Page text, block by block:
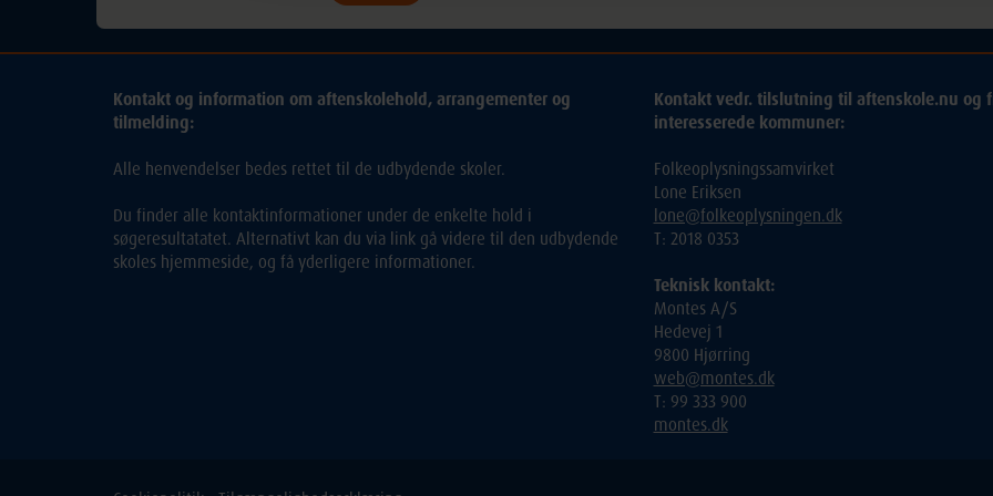
Kontakt og information om aftenskolehold, arrangementer og
tilmelding:
Alle henvendelser bedes rettet til de udbydende skoler.
Du finder alle kontaktinformationer under de enkelte hold i
søgeresultatatet. Alternativt kan du via link gå videre til den udbydende
skoles hjemmeside, og få yderligere informationer.
Kontakt vedr. tilslutning til aftenskole.nu og
interesserede kommuner:
Folkeoplysningssamvirket
Lone Eriksen
lone@folkeoplysningen.dk
T: 2018 0353
Teknisk kontakt:
Montes A/S
Hedevej 1
9800 Hjørring
web@montes.dk
T: 99 333 900
montes.dk